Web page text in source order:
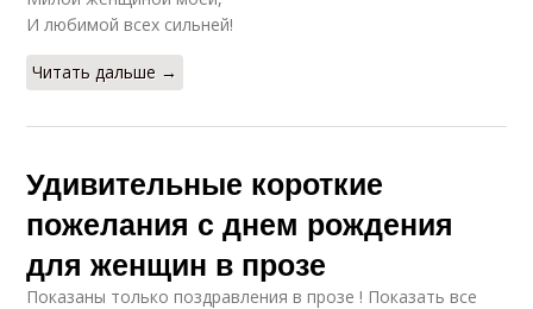
И любимой всех сильней!
Читать дальше →
Удивительные короткие
пожелания с днем рождения
для женщин в прозе
Показаны только поздравления в прозе ! Показать все